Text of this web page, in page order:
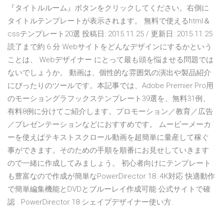
『タイトルルーム』ボタンをクリックしてください。右側に
タイトルテンプレートが表示されます。 無料で使えるhtml＆
cssテンプレート20選 投稿日: 2015.11.25 / 更新日: 2015.11.25
読了まで約 6 分 Webサイトをどんなデザインにするかという
ことは、 Webデザイナー にとって最も頭を悩ませる問題では
ないでしょうか。 動画は、個性的な雰囲気の演出や製品紹介
にぴったりのツールです。本記事では、Adobe Premier Pro用
のモーショングラフックステンプレート39選を、無料31例、
有料8例に分けてご紹介します。プロモーション／教育／広告
／プレゼンテーションなどにおすすめです。 ムービーメーカ
ーを使えばテキストスクロール動画を超簡単に量産して稼ぐ
事ができます。そのための手順を順番にお見せしていきます
ので一緒に作成してみましょう。 初心者向けにテンプレート
も豊富なので作成が簡単なPowerDirector 18. 4K対応 快適動作
で簡単編集機能とDVDとブルーレイ作成可能 公式サイトで確
認 . PowerDirector 18 シェイプデザイナー使い方.